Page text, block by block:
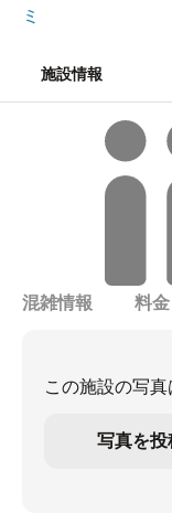
ミ
施設情報
混雑情報 料金
この施設の写
写真を投